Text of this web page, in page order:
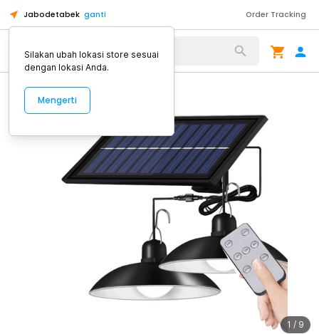
Jabodetabek ganti Order Tracking
Alat Kopi
1 / 9
Silakan ubah lokasi store sesuai
dengan lokasi Anda.
Mengerti